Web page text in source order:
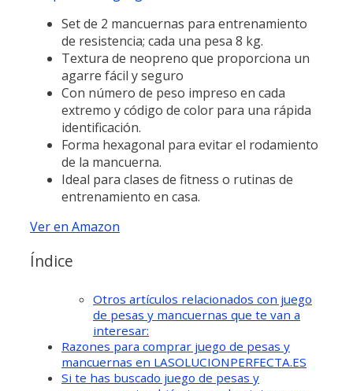
Set de 2 mancuernas para entrenamiento
de resistencia; cada una pesa 8 kg.
Textura de neopreno que proporciona un
agarre fácil y seguro
Con número de peso impreso en cada
extremo y código de color para una rápida
identificación.
Forma hexagonal para evitar el rodamiento
de la mancuerna.
Ideal para clases de fitness o rutinas de
entrenamiento en casa.
Ver en Amazon
Índice
Otros artículos relacionados con juego
de pesas y mancuernas que te van a
interesar:
Razones para comprar juego de pesas y
mancuernas en LASOLUCIONPERFECTA.ES
Si te has buscado juego de pesas y